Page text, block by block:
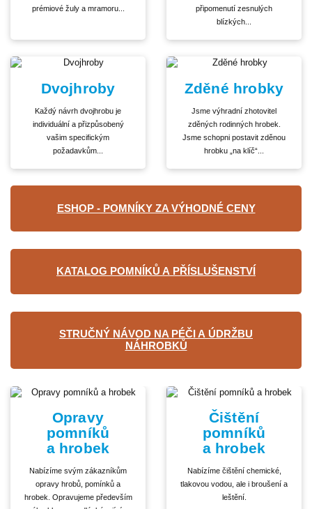
prémiové žuly a mramoru...
připomenutí zesnulých
blízkých...
Dvojhroby
Každý návrh dvojhrobu je
individuální a přizpůsobený
vašim specifickým
požadavkům...
Zděné hrobky
Jsme výhradní zhotovitel
zděných rodinných hrobek.
Jsme schopni postavit zděnou
hrobku „na klíč“...
ESHOP - POMNÍKY ZA VÝHODNÉ CENY
KATALOG POMNÍKŮ A PŘÍSLUŠENSTVÍ
STRUČNÝ NÁVOD NA PÉČI A ÚDRŽBU
NÁHROBKŮ
Opravy
pomníků
a hrobek
Nabízíme svým zákazníkům
opravy hrobů, pomínků a
hrobek. Opravujeme především
Čištění
pomníků
a hrobek
Nabízíme čištění chemické,
tlakovou vodou, ale i broušení a
leštění.